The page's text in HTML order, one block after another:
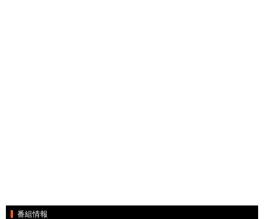
番組情報